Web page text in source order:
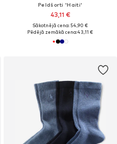
Peldšorti 'Haiti'
43,11 €
Sākotnējā cena: 54,90 €
Pēdējā zemākā cena:43,11 €